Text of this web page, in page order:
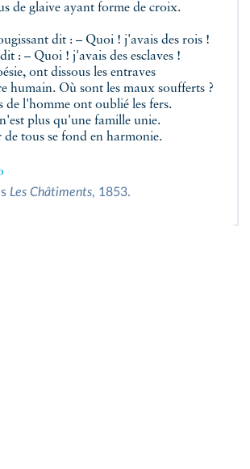
de glaive ayant forme de croix.
dit : – Quoi ! j'avais des rois !
: – Quoi ! j'avais des esclaves !
ont dissous les entraves
humain. Où sont les maux soufferts ?
de l'homme ont oublié les fers.
plus qu'une famille unie.
de tous se fond en harmonie.
Les Châtiments, 1853.